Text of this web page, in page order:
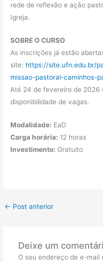
rede de reflexão e ação
Igreja.
SOBRE O CURSO
As inscrições já estão
site: https://site.ufn.edu.br/
missao-pastoral-caminhos-
Até 24 de fevereiro de 2026
disponibilidade de vagas.
Modalidade: EaD
Carga horária: 12 horas
Investimento: Gratuito
← Post anterior
Deixe um
O seu endereço de e-mail